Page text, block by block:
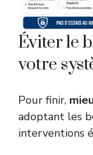
Éviter le
votre
Pour finir,
adoptant les
interventions